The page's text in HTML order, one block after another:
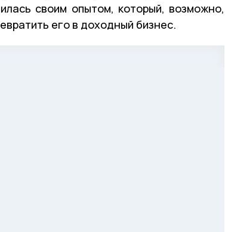
своим опытом, который, возможно,
его в доходный бизнес.